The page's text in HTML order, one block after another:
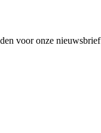
voor onze nieuwsbrief